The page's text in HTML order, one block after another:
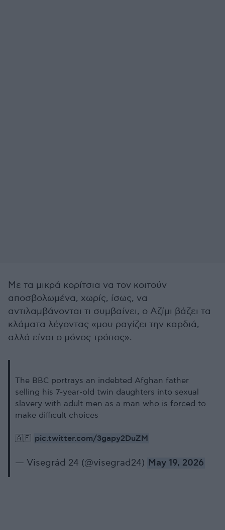
Με τα μικρά κορίτσια να τον κοιτούν
αποσβολωμένα, χωρίς, ίσως, να
αντιλαμβάνονται τι συμβαίνει, ο Αζίμι βάζει τα
κλάματα λέγοντας «μου ραγίζει την καρδιά,
αλλά είναι ο μόνος τρόπος».
The BBC portrays an indebted Afghan father
selling his 7-year-old twin daughters into sexual
slavery with adult men as a man who is forced to
make difficult choices
🇦🇫 pic.twitter.com/3gapy2DuZM
— Visegrád 24 (@visegrad24) May 19, 2026